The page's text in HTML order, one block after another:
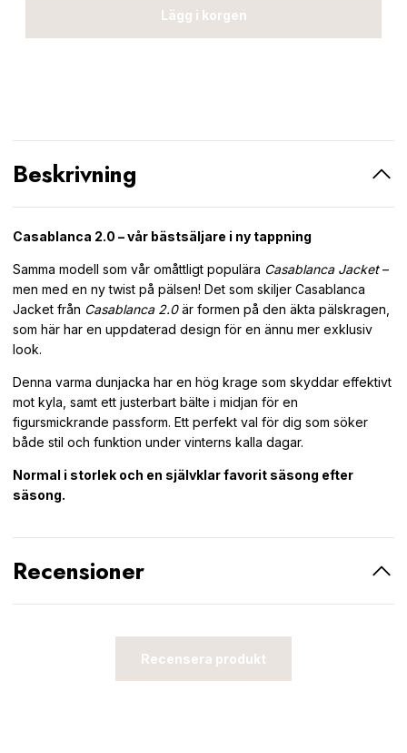
Lägg i korgen
Beskrivning
Casablanca 2.0 – vår bästsäljare i ny tappning
Samma modell som vår omåttligt populära Casablanca Jacket –
men med en ny twist på pälsen! Det som skiljer Casablanca
Jacket från Casablanca 2.0 är formen på den äkta pälskragen,
som här har en uppdaterad design för en ännu mer exklusiv
look.
Denna varma dunjacka har en hög krage som skyddar effektivt
mot kyla, samt ett justerbart bälte i midjan för en
figursmickrande passform. Ett perfekt val för dig som söker
både stil och funktion under vinterns kalla dagar.
Normal i storlek och en självklar favorit säsong efter
säsong.
Recensioner
Recensera produkt